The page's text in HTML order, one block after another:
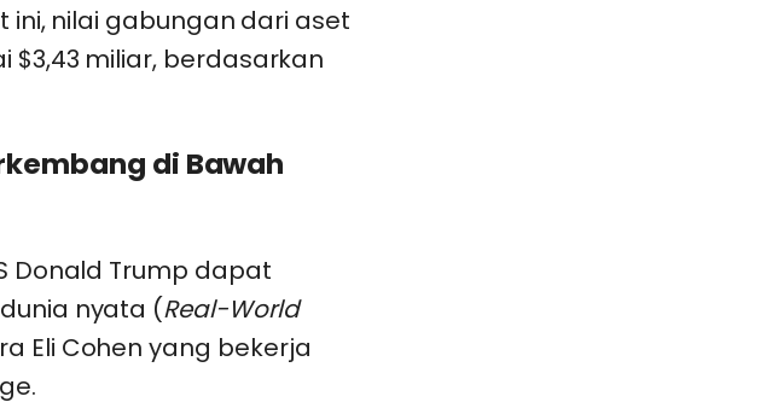
ini, nilai gabungan dari aset
$3,43 miliar, berdasarkan
di Bawah
Donald Trump dapat
nyata (Real-World
Eli Cohen yang bekerja